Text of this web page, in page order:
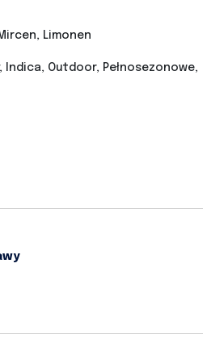
Limonen
Indica, Outdoor, Pełnosezonowe,